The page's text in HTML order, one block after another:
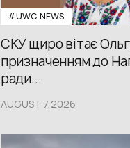
#UWС NEWS
СКУ щиро вітає
призначенням до
ради...
AUGUST 7,2026